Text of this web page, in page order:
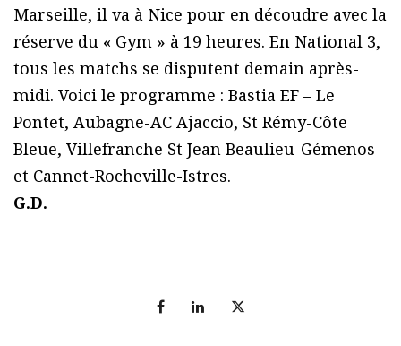
Marseille, il va à Nice pour en découdre avec la
réserve du « Gym » à 19 heures. En National 3,
tous les matchs se disputent demain après-
midi. Voici le programme : Bastia EF – Le
Pontet, Aubagne-AC Ajaccio, St Rémy-Côte
Bleue, Villefranche St Jean Beaulieu-Gémenos
et Cannet-Rocheville-Istres.
G.D.